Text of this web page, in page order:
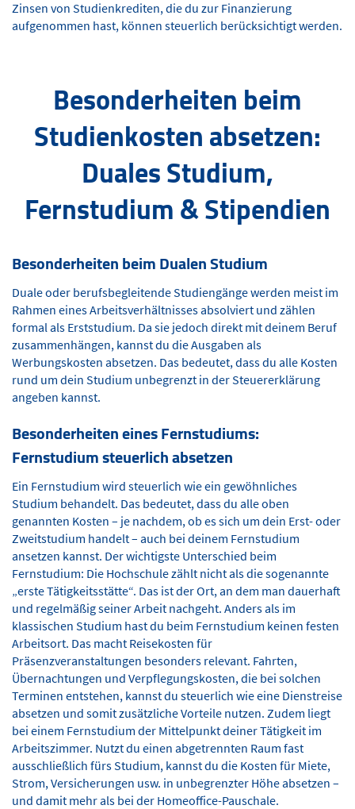
Zinsen von Studienkrediten, die du zur Finanzierung
aufgenommen hast, können steuerlich berücksichtigt werden.
Besonderheiten beim
Studienkosten absetzen:
Duales Studium,
Fernstudium & Stipendien
Besonderheiten beim Dualen Studium
Duale oder berufsbegleitende Studiengänge werden meist im
Rahmen eines Arbeitsverhältnisses absolviert und zählen
formal als Erststudium. Da sie jedoch direkt mit deinem Beruf
zusammenhängen, kannst du die Ausgaben als
Werbungskosten absetzen. Das bedeutet, dass du alle Kosten
rund um dein Studium unbegrenzt in der Steuererklärung
angeben kannst.
Besonderheiten eines Fernstudiums:
Fernstudium steuerlich absetzen
Ein Fernstudium wird steuerlich wie ein gewöhnliches
Studium behandelt. Das bedeutet, dass du alle oben
genannten Kosten – je nachdem, ob es sich um dein Erst- oder
Zweitstudium handelt – auch bei deinem Fernstudium
ansetzen kannst. Der wichtigste Unterschied beim
Fernstudium: Die Hochschule zählt nicht als die sogenannte
„erste Tätigkeitsstätte“. Das ist der Ort, an dem man dauerhaft
und regelmäßig seiner Arbeit nachgeht. Anders als im
klassischen Studium hast du beim Fernstudium keinen festen
Arbeitsort. Das macht Reisekosten für
Präsenzveranstaltungen besonders relevant. Fahrten,
Übernachtungen und Verpflegungskosten, die bei solchen
Terminen entstehen, kannst du steuerlich wie eine Dienstreise
absetzen und somit zusätzliche Vorteile nutzen. Zudem liegt
bei einem Fernstudium der Mittelpunkt deiner Tätigkeit im
Arbeitszimmer. Nutzt du einen abgetrennten Raum fast
ausschließlich fürs Studium, kannst du die Kosten für Miete,
Strom, Versicherungen usw. in unbegrenzter Höhe absetzen –
und damit mehr als bei der Homeoffice-Pauschale.